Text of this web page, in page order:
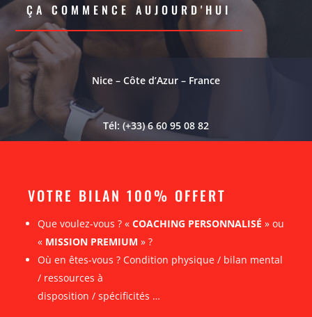
ÇA COMMENCE AUJOURD'HUI
Nice – Côte d’Azur – France
Tél: (+33) 6 60 95 08 82
VOTRE BILAN 100% OFFERT
Que voulez-vous ? « COACHING PERSONNALISÉ » ou
« MISSION PREMIUM » ?
Où en êtes-vous ? Condition physique / bilan mental
/ ressources à
disposition / spécificités …